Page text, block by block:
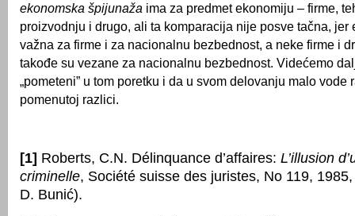
ekonomska špijunaža ima za predmet ekonomiju – firme,
proizvodnju i drugo, ali ta komparacija nije posve tačna, jer
važna za firme i za nacionalnu bezbednost, a neke firme i
takođe su vezane za nacionalnu bezbednost. Videćemo
„pometeni” u tom poretku i da u svom delovanju malo vode
pomenutoj razlici.
[1] Roberts, C.N. Délinquance d’affaires: L’illusion
criminelle, Société suisse des juristes, No 119,
D. Bunić).